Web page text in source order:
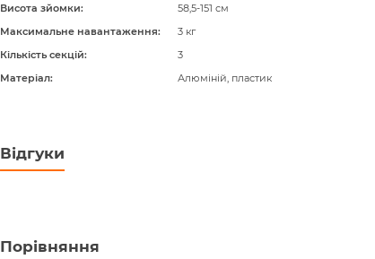
Висота зйомки
58,5-151 см
Максимальне навантаження
3 кг
Кількість секцій
3
Матеріал
Алюміній, пластик
Відгуки
Порівняння